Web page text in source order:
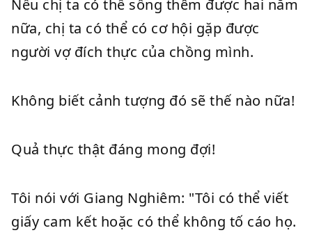
Nếu chị ta có thể sống thêm được hai năm
nữa, chị ta có thể có cơ hội gặp được
người vợ đích thực của chồng mình.
Không biết cảnh tượng đó sẽ thế nào nữa!
Quả thực thật đáng mong đợi!
Tôi nói với Giang Nghiêm: "Tôi có thể viết
giấy cam kết hoặc có thể không tố cáo họ.